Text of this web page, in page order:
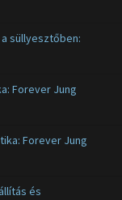
süllyesztőben:
Forever Jung
Forever Jung
és